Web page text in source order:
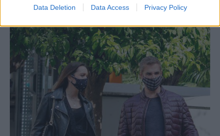
Data Deletion Data Access Privacy Policy